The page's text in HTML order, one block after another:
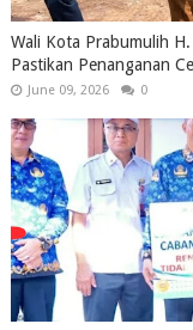
Wali Kota Prabumulih
Pastikan Penanganan
June 09, 2026 0